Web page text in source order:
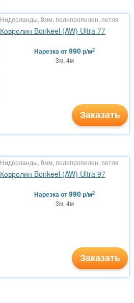
Нидерланды, 8мм, полипропилен, петля
Ковролин Bonkeel (AW) Ultra 77
Нарезкаот990р/м2
3м, 4м
Заказать
Нидерланды, 8мм, полипропилен, петля
Ковролин Bonkeel (AW) Ultra 97
Нарезкаот990р/м2
3м, 4м
Заказать